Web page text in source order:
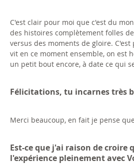
C'est clair pour moi que c'est du
des histoires complètement folles
versus des moments de gloire.
vit en ce moment ensemble, on est
un petit bout encore, à date ce qui
Félicitations, tu incarnes très
Merci beaucoup, en fait je pense
Est-ce que j'ai raison de
l'expérience pleinement avec